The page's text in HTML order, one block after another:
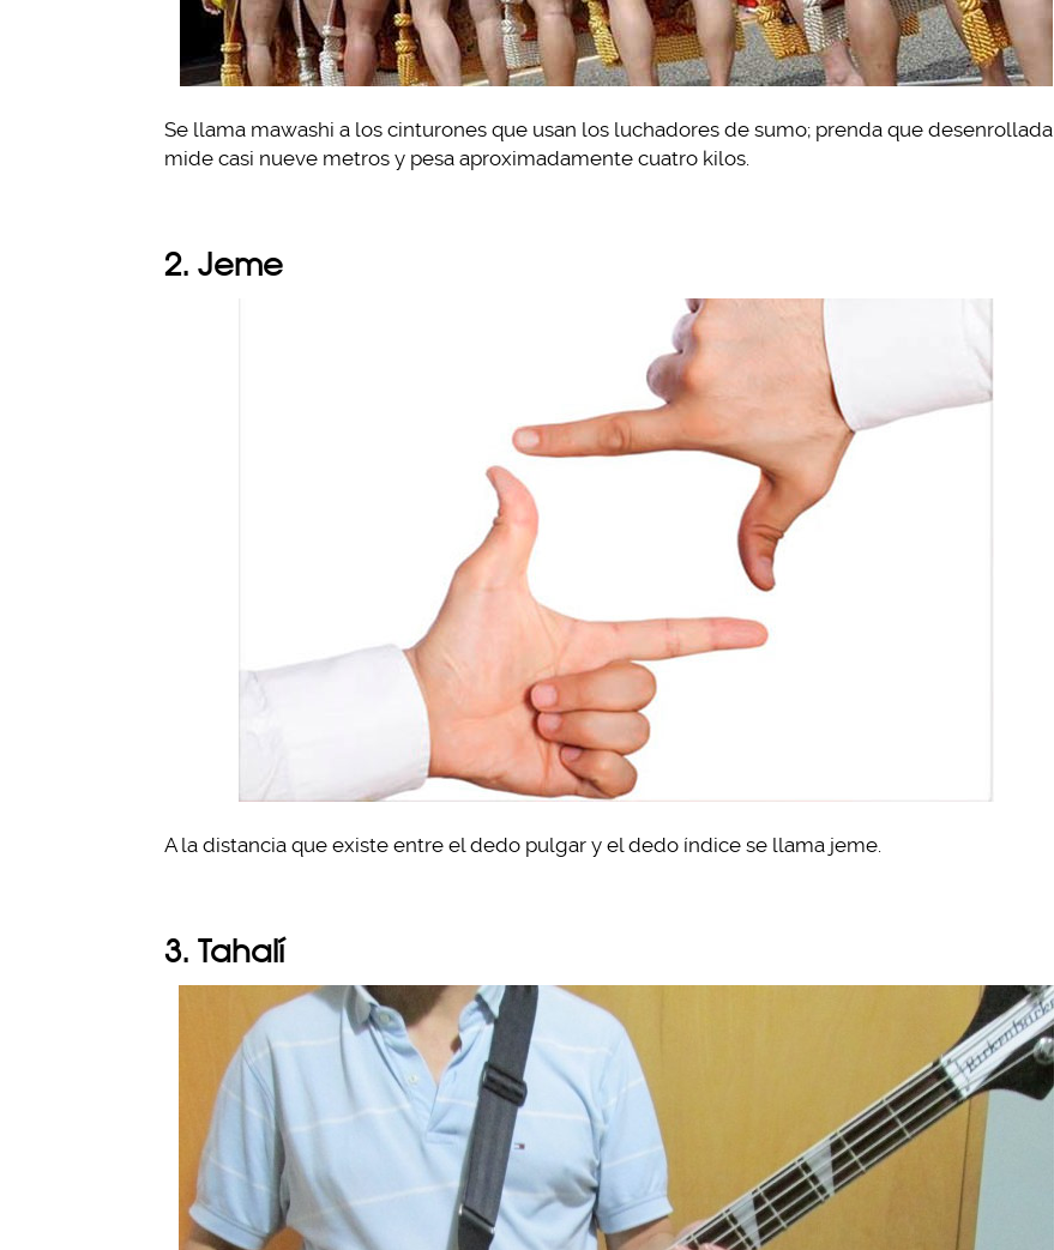
Se llama mawashi a los cinturones que usan los luchadores de sumo; prenda que desenrollada
mide casi nueve metros y pesa aproximadamente cuatro kilos.
2. Jeme
A la distancia que existe entre el dedo pulgar y el dedo índice se llama jeme.
3. Tahalí